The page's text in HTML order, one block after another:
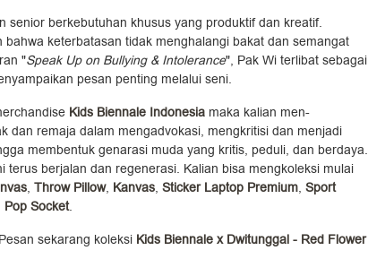
senior berkebutuhan khusus yang produktif dan kreatif.
bahwa keterbatasan tidak menghalangi bakat dan semangat
"Speak Up on Bullying & Intolerance", Pak Wi terlibat sebagai
pesan penting melalui seni.
Kids Biennale Indonesia maka kalian men-
dan remaja dalam mengadvokasi, mengkritisi dan menjadi
membentuk genarasi muda yang kritis, peduli, dan berdaya.
terus berjalan dan regenerasi. Kalian bisa mengkoleksi mulai
, Throw Pillow, Kanvas, Sticker Laptop Premium, Sport
Pop Socket.
sekarang koleksi Kids Biennale x Dwitunggal - Red Flower